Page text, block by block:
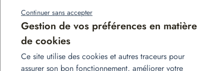
Continuer sans accepter
Gestion de vos préférences en matière
de cookies
Ce site utilise des cookies et autres traceurs pour
assurer son bon fonctionnement, améliorer votre